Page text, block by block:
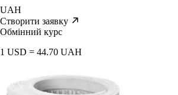
UAH
Створити заявку
Обмінний курс
1 USD = 44.70 UAH